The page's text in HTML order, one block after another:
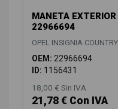
MANETA
22966694
OPEL INSIGNIA
OEM: 22966694
ID: 1156431
18,00 € Sin IVA
21,78 € Con IVA